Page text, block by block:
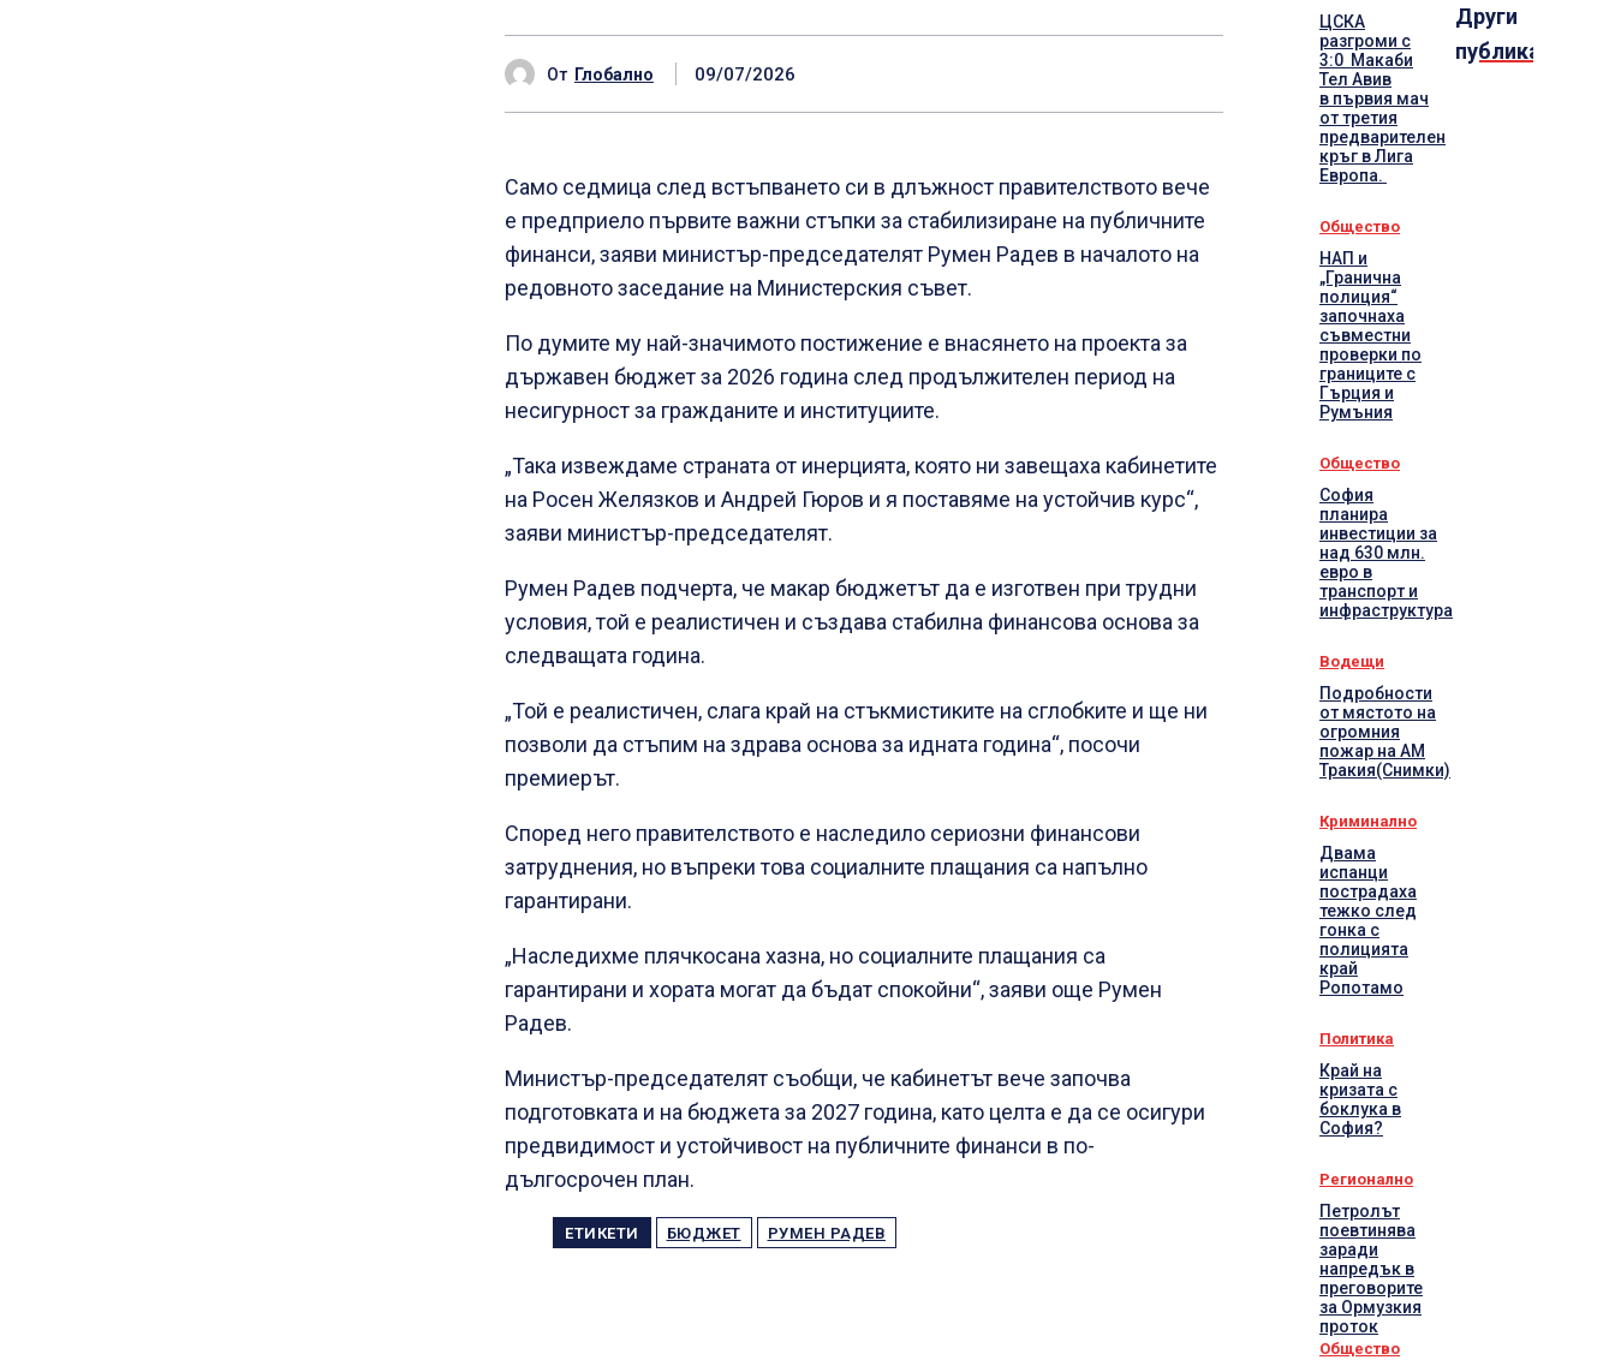
От Глобално 09/07/2026
Само седмица след встъпването си в длъжност правителството вече
е предприело първите важни стъпки за стабилизиране на публичните
финанси, заяви министър-председателят Румен Радев в началото на
редовното заседание на Министерския съвет.
По думите му най-значимото постижение е внасянето на проекта за
държавен бюджет за 2026 година след продължителен период на
несигурност за гражданите и институциите.
„Така извеждаме страната от инерцията, която ни завещаха кабинетите
на Росен Желязков и Андрей Гюров и я поставяме на устойчив курс“,
заяви министър-председателят.
Румен Радев подчерта, че макар бюджетът да е изготвен при трудни
условия, той е реалистичен и създава стабилна финансова основа за
следващата година.
„Той е реалистичен, слага край на стъкмистиките на сглобките и ще ни
позволи да стъпим на здрава основа за идната година“, посочи
премиерът.
Според него правителството е наследило сериозни финансови
затруднения, но въпреки това социалните плащания са напълно
гарантирани.
„Наследихме плячкосана хазна, но социалните плащания са
гарантирани и хората могат да бъдат спокойни“, заяви още Румен
Радев.
Министър-председателят съобщи, че кабинетът вече започва
подготовката и на бюджета за 2027 година, като целта е да се осигури
предвидимост и устойчивост на публичните финанси в по-
дългосрочен план.
ЕТИКЕТИ БЮДЖЕТ РУМЕН РАДЕВ
ЦСКА
разгроми с
3:0 Макаби
Тел Авив
в първия мач
от третия
предварителен
кръг в Лига
Европа.
Общество
НАП и
„Гранична
полиция“
започнаха
съвместни
проверки по
границите с
Гърция и
Румъния
Общество
София
планира
инвестиции за
над 630 млн.
евро в
транспорт и
инфраструктура
Водещи
Подробности
от мястото на
огромния
пожар на АМ
Тракия(Снимки)
Криминално
Двама
испанци
пострадаха
тежко след
гонка с
полицията
край
Ропотамо
Политика
Край на
кризата с
боклука в
София?
Регионално
Петролът
поевтинява
заради
напредък в
преговорите
за Ормузкия
проток
Общество
Други
публикации